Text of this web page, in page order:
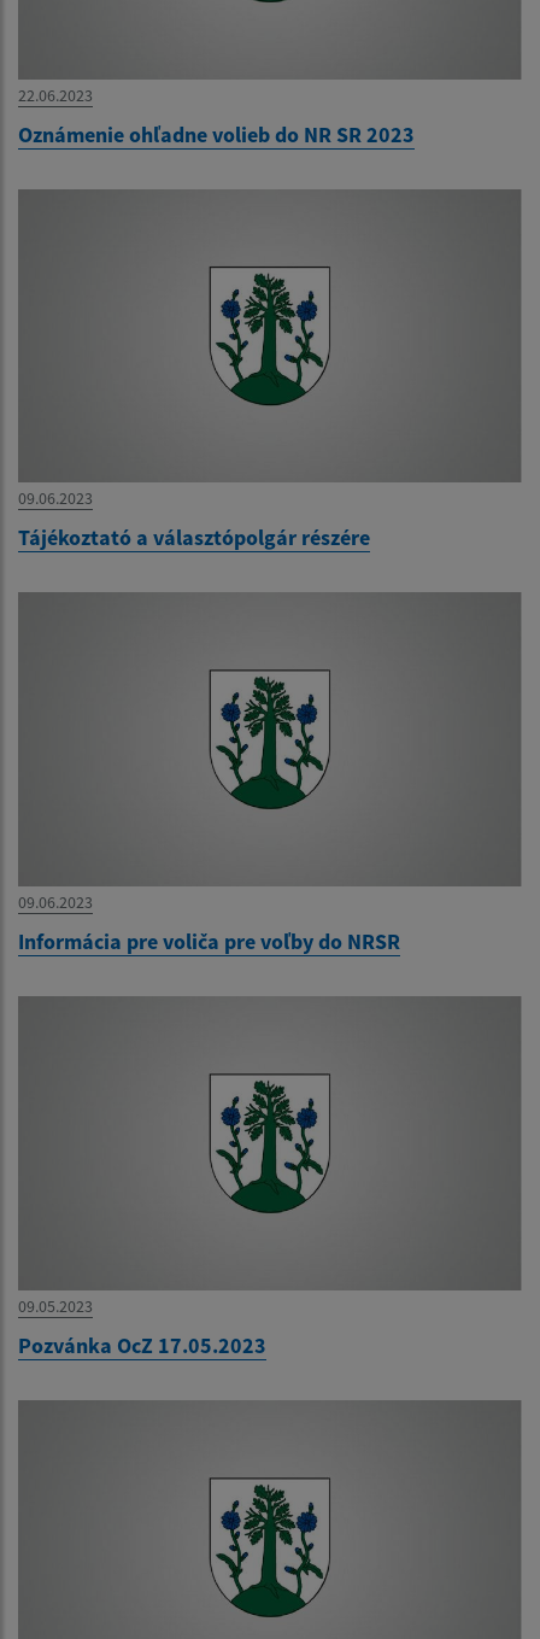
22.06.2023
Oznámenie ohľadne volieb do NR SR 2023
09.06.2023
Tájékoztató a választópolgár részére
09.06.2023
Informácia pre voliča pre voľby do NRSR
09.05.2023
Pozvánka OcZ 17.05.2023